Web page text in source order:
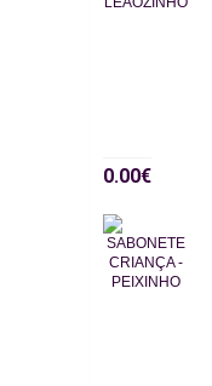
0.00€